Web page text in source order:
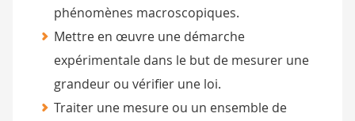
phénomènes macroscopiques.
Mettre en œuvre une démarche
expérimentale dans le but de mesurer une
grandeur ou vérifier une loi.
Traiter une mesure ou un ensemble de